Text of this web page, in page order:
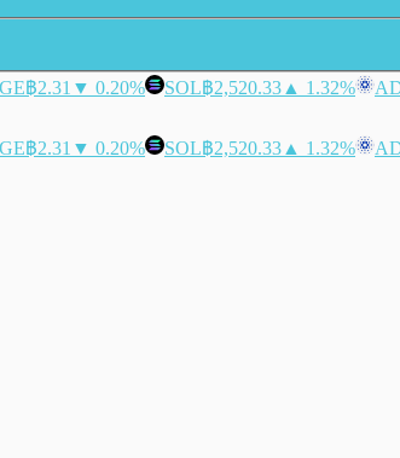
฿2.31 ▼ 0.20% SOL฿2,520.33 ▲ 1.32%
฿2.31 ▼ 0.20% SOL฿2,520.33 ▲ 1.32%